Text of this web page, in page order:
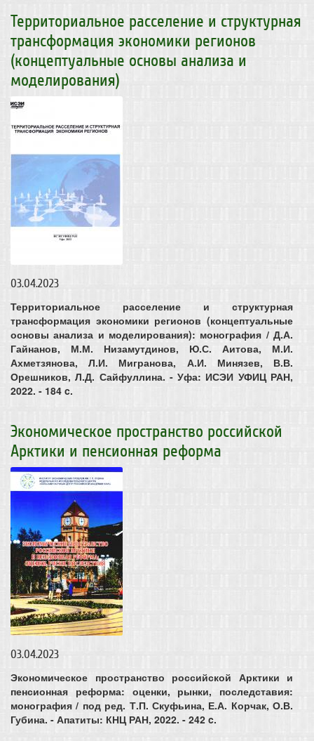
Территориальное расселение и структурная
трансформация экономики регионов
(концептуальные основы анализа и
моделирования)
03.04.2023
Территориальное расселение и структурная
трансформация экономики регионов (концептуальные
основы анализа и моделирования): монография / Д.А.
Гайнанов, М.М. Низамутдинов, Ю.С. Аитова, М.И.
Ахметзянова, Л.И. Мигранова, А.И. Минязев, В.В.
Орешников, Л.Д. Сайфуллина. - Уфа: ИСЭИ УФИЦ РАН,
2022. - 184 c.
Экономическое пространство российской
Арктики и пенсионная реформа
03.04.2023
Экономическое пространство российской Арктики и
пенсионная реформа: оценки, рынки, последставия:
монография / под ред. Т.П. Скуфьина, Е.А. Корчак, О.В.
Губина. - Апатиты: КНЦ РАН, 2022. - 242 c.